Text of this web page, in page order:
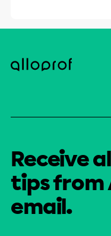
Receive
tips from
email.